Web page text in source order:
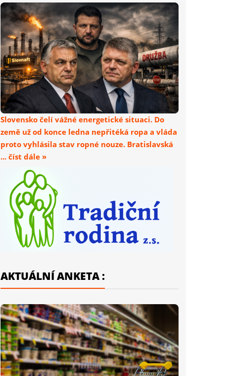
Slovensko čelí vážné energetické situaci. Do
země už od konce ledna nepřitéká ropa a vláda
proto vyhlásila stav ropné nouze. Bratislavská
... číst dále »
AKTUÁLNÍ ANKETA :